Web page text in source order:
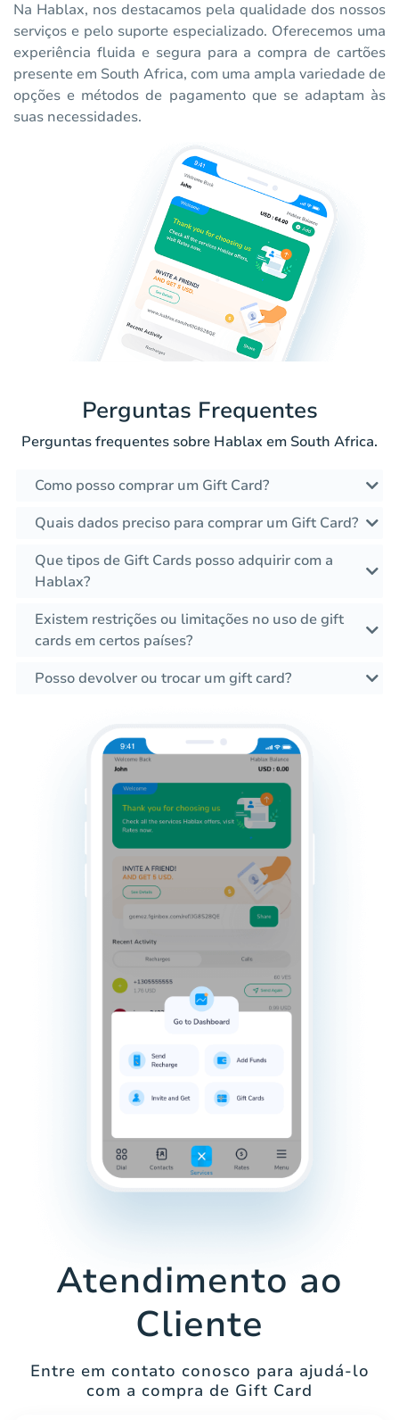
Na Hablax, nos destacamos pela qualidade dos nossos
serviços e pelo suporte especializado. Oferecemos uma
experiência fluida e segura para a compra de cartões
presente em South Africa, com uma ampla variedade de
opções e métodos de pagamento que se adaptam às
suas necessidades.
Perguntas Frequentes
Perguntas frequentes sobre Hablax em South Africa.
Como posso comprar um Gift Card?
Quais dados preciso para comprar um Gift Card?
Que tipos de Gift Cards posso adquirir com a
Hablax?
Existem restrições ou limitações no uso de gift
cards em certos países?
Posso devolver ou trocar um gift card?
Atendimento ao
Cliente
Entre em contato conosco para ajudá-lo
com a compra de Gift Card